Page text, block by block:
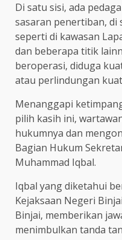
Di satu sisi, ada
sasaran penertiban, di
seperti di kawasan
dan beberapa titik
beroperasi, diduga
atau perlindungan
Menanggapi
pilih kasih ini,
hukumnya dan
Bagian Hukum
Muhammad Iqbal.
Iqbal yang diketahui
Kejaksaan Negeri
Binjai, memberikan
menimbulkan tanda